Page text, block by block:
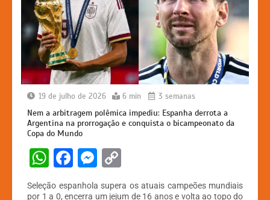
19 de julho de 2026 6 min 3 semanas
Nem a arbitragem polêmica impediu: Espanha derrota a
Argentina na prorrogação e conquista o bicampeonato da
Copa do Mundo
W
h
F
a
M
Seleção espanhola supera os atuais campeões mundiais
por 1 a 0, encerra um jejum de 16 anos e volta ao topo do